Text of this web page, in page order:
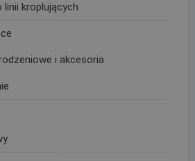
linii kroplujących
i akcesoria